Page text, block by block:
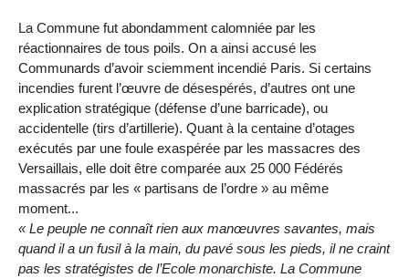
La Commune fut abondamment calomniée par les
réactionnaires de tous poils. On a ainsi accusé les
Communards d’avoir sciemment incendié Paris. Si certains
incendies furent l’œuvre de désespérés, d’autres ont une
explication stratégique (défense d’une barricade), ou
accidentelle (tirs d’artillerie). Quant à la centaine d’otages
exécutés par une foule exaspérée par les massacres des
Versaillais, elle doit être comparée aux 25 000 Fédérés
massacrés par les « partisans de l’ordre » au même
moment...
Le peuple ne connaît rien aux manœuvres savantes, mais
quand il a un fusil à la main, du pavé sous les pieds, il ne craint
pas les stratégistes de l’Ecole monarchiste. La Commune